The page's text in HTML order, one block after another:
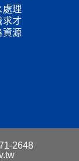
處理
求才
資源
2648